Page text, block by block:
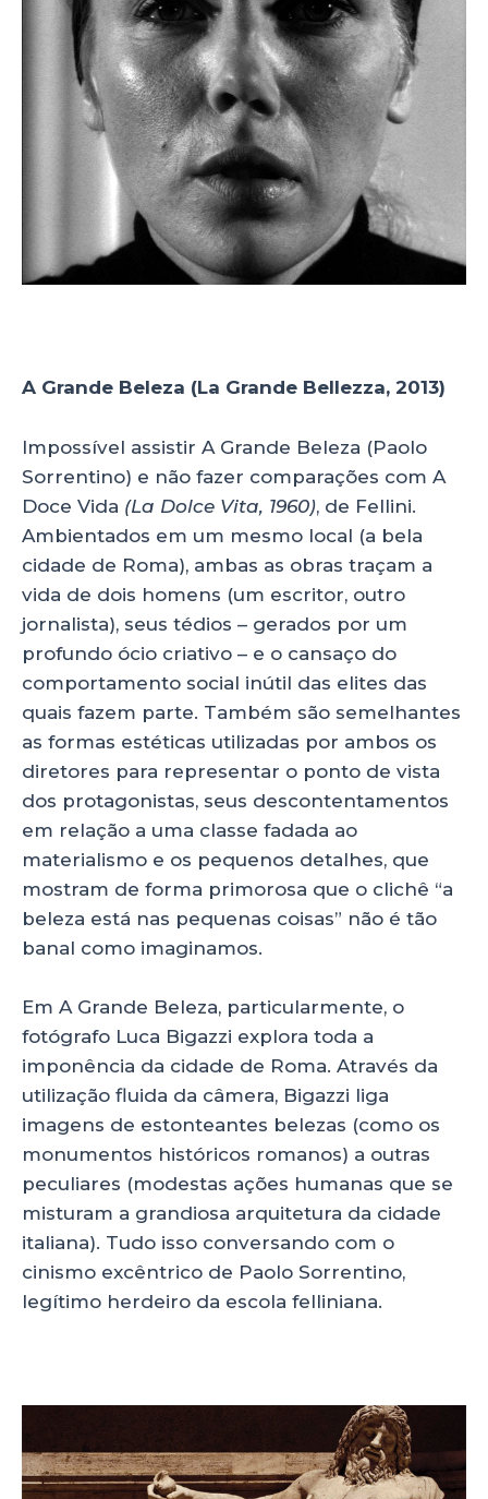
A Grande Beleza (La Grande Bellezza, 2013)
Impossível assistir A Grande Beleza (Paolo
Sorrentino) e não fazer comparações com A
Doce Vida (La Dolce Vita, 1960), de Fellini.
Ambientados em um mesmo local (a bela
cidade de Roma), ambas as obras traçam a
vida de dois homens (um escritor, outro
jornalista), seus tédios – gerados por um
profundo ócio criativo – e o cansaço do
comportamento social inútil das elites das
quais fazem parte. Também são semelhantes
as formas estéticas utilizadas por ambos os
diretores para representar o ponto de vista
dos protagonistas, seus descontentamentos
em relação a uma classe fadada ao
materialismo e os pequenos detalhes, que
mostram de forma primorosa que o clichê “a
beleza está nas pequenas coisas” não é tão
banal como imaginamos.
Em A Grande Beleza, particularmente, o
fotógrafo Luca Bigazzi explora toda a
imponência da cidade de Roma. Através da
utilização fluida da câmera, Bigazzi liga
imagens de estonteantes belezas (como os
monumentos históricos romanos) a outras
peculiares (modestas ações humanas que se
misturam a grandiosa arquitetura da cidade
italiana). Tudo isso conversando com o
cinismo excêntrico de Paolo Sorrentino,
legítimo herdeiro da escola felliniana.